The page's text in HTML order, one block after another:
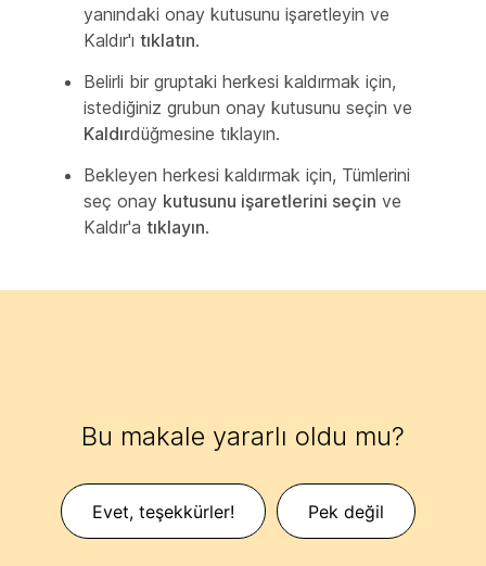
yanındaki onay kutusunu işaretleyin ve
Kaldır'ı tıklatın.
Belirli bir gruptaki herkesi kaldırmak için,
istediğiniz grubun onay kutusunu seçin ve
Kaldırdüğmesine tıklayın.
Bekleyen herkesi kaldırmak için, Tümlerini
seç onay kutusunu işaretlerini seçin ve
Kaldır'a tıklayın.
Bu makale yararlı oldu mu?
Evet, teşekkürler! Pek değil